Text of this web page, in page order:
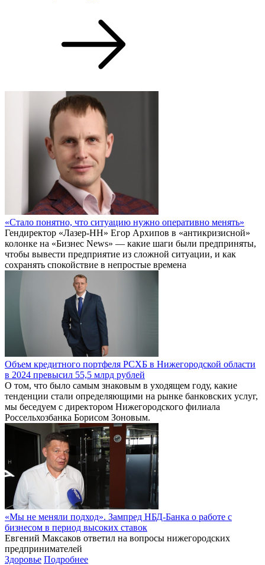
«Стало понятно, что ситуацию нужно оперативно менять»
Гендиректор «Лазер-НН» Егор Архипов в «антикризисной»
колонке на «Бизнес News» — какие шаги были предприняты,
чтобы вывести предприятие из сложной ситуации, и как
сохранять спокойствие в непростые времена
Объем кредитного портфеля РСХБ в Нижегородской области
в 2024 превысил 55,5 млрд рублей
О том, что было самым знаковым в уходящем году, какие
тенденции стали определяющими на рынке банковских услуг,
мы беседуем с директором Нижегородского филиала
Россельхозбанка Борисом Зоновым.
«Мы не меняли подход». Зампред НБД-Банка о работе с
бизнесом в период высоких ставок
Евгений Максаков ответил на вопросы нижегородских
предпринимателей
Здоровье Подробнее